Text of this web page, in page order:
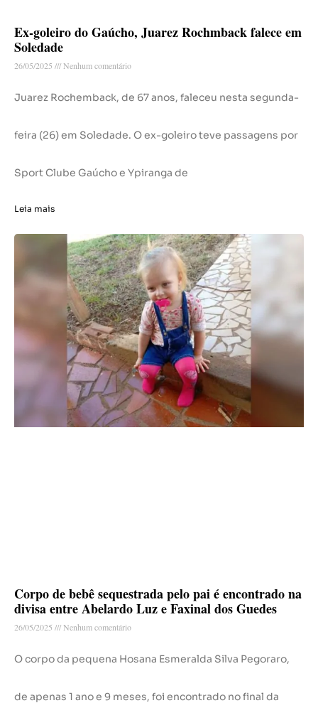
Ex-goleiro do Gaúcho, Juarez Rochmback falece em
Soledade
26/05/2025 Nenhum comentário
Juarez Rochemback, de 67 anos, faleceu nesta segunda-
feira (26) em Soledade. O ex-goleiro teve passagens por
Sport Clube Gaúcho e Ypiranga de
Leia mais
Corpo de bebê sequestrada pelo pai é encontrado na
divisa entre Abelardo Luz e Faxinal dos Guedes
26/05/2025 Nenhum comentário
O corpo da pequena Hosana Esmeralda Silva Pegoraro,
de apenas 1 ano e 9 meses, foi encontrado no final da